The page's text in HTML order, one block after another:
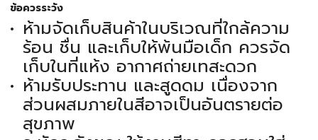
ข้อควรระวัง
ห้ามจัดเก็บสินค้าในบริเวณที่ใกล้ความ
ร้อน ชื่น และเก็บให้พ้นมือเด็ก ควรจัด
เก็บในที่แห้ง อากาศถ่ายเทสะดวก
ห้ามรับประทาน และสูดดม เนื่องจาก
ส่วนผสมภายในสีอาจเป็นอันตรายต่อ
สุขภาพ